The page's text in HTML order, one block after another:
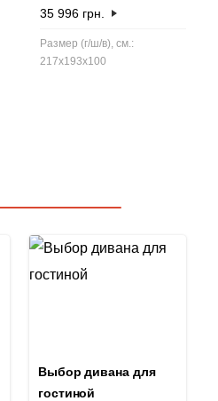
35 996 грн.
Размер (г/ш/в), см.:
217x193x100
Выбор дивана для
гостиной